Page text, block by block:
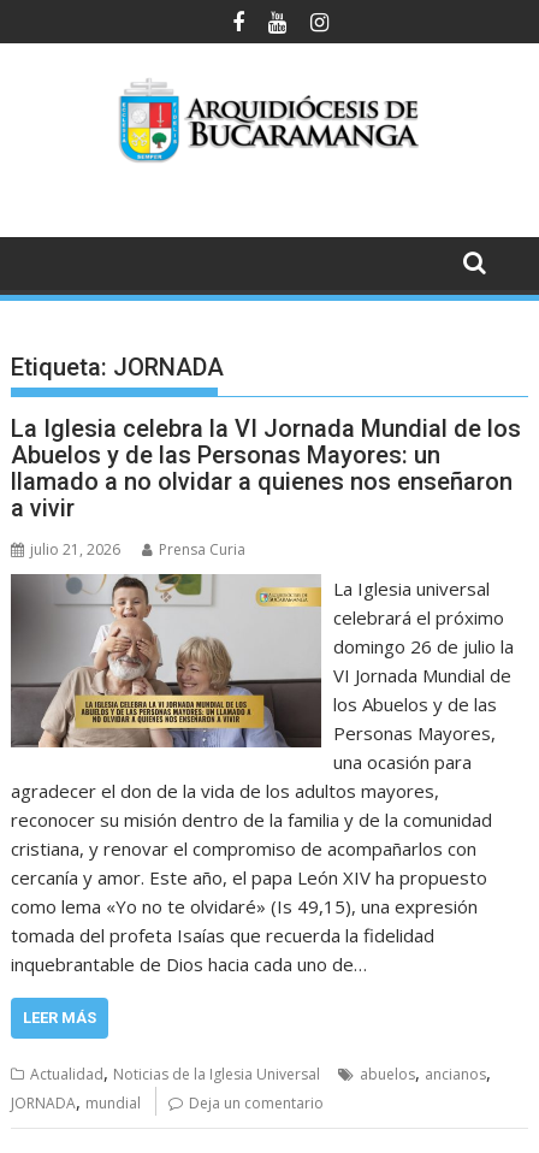
al
Etiqueta: JORNADA
La Iglesia celebra la VI Jornada Mundial de los
Abuelos y de las Personas Mayores: un
llamado a no olvidar a quienes nos enseñaron
a vivir
julio 21, 2026 Prensa Curia
La Iglesia universal
celebrará el próximo
domingo 26 de julio la
VI Jornada Mundial de
los Abuelos y de las
Personas Mayores,
una ocasión para
agradecer el don de la vida de los adultos mayores,
reconocer su misión dentro de la familia y de la comunidad
cristiana, y renovar el compromiso de acompañarlos con
cercanía y amor. Este año, el papa León XIV ha propuesto
como lema «Yo no te olvidaré» (Is 49,15), una expresión
tomada del profeta Isaías que recuerda la fidelidad
inquebrantable de Dios hacia cada uno de…
LEER MÁS
Actualidad, Noticias de la Iglesia Universal abuelos, ancianos,
JORNADA, mundial Deja un comentario